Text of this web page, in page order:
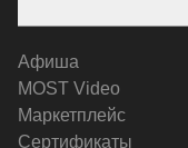
Афиша
MOST Video
Маркетплейс
Сертификаты